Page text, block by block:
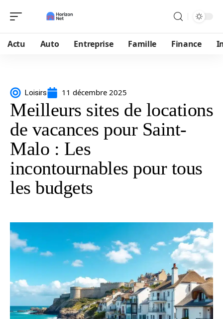
Actu Auto Entreprise Famille Finance
Loisirs 11 décembre 2025
Meilleurs sites de locations
de vacances pour Saint-
Malo : Les
incontournables pour tous
les budgets